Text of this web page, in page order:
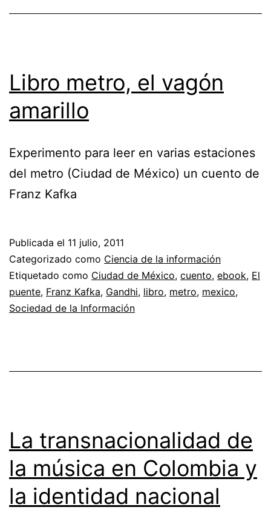
Libro metro, el vagón
amarillo
Experimento para leer en varias estaciones
del metro (Ciudad de México) un cuento de
Franz Kafka
Publicada el 11 julio, 2011
Categorizado como Ciencia de la información
Etiquetado como Ciudad de México, cuento, ebook, El
puente, Franz Kafka, Gandhi, libro, metro, mexico,
Sociedad de la Información
La transnacionalidad de
la música en Colombia y
la identidad nacional